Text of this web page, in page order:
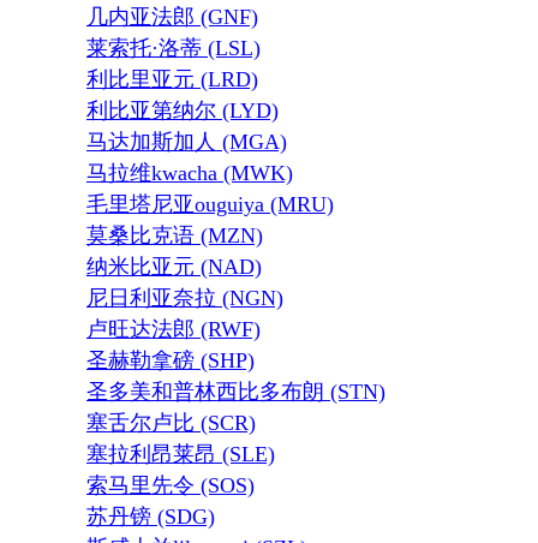
几内亚法郎 (GNF)
莱索托·洛蒂 (LSL)
利比里亚元 (LRD)
利比亚第纳尔 (LYD)
马达加斯加人 (MGA)
马拉维kwacha (MWK)
毛里塔尼亚ouguiya (MRU)
莫桑比克语 (MZN)
纳米比亚元 (NAD)
尼日利亚奈拉 (NGN)
卢旺达法郎 (RWF)
圣赫勒拿磅 (SHP)
圣多美和普林西比多布朗 (STN)
塞舌尔卢比 (SCR)
塞拉利昂莱昂 (SLE)
索马里先令 (SOS)
苏丹镑 (SDG)